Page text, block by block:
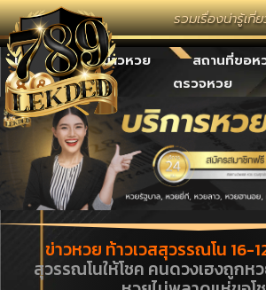
รวมเรื่องน่ารู้เกี่ย
เลขเด็ด ข่าวหวย สถานที่ขอห
ตรวจหวย
ข่าวหวย ท้าวเวสสุวรรณโน 16-
สุวรรณโนให้โชค คนดวงเฮงถูกห